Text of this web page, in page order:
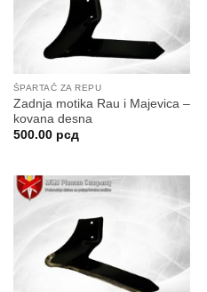
ŠPARTAČ ZA REPU
Zadnja motika Rau i Majevica –
kovana desna
500.00 рсд